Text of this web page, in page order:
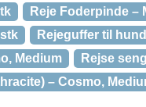
Reje Foderpinde –
Rejeguffer til
Medium
Rejse
– Cosmo,